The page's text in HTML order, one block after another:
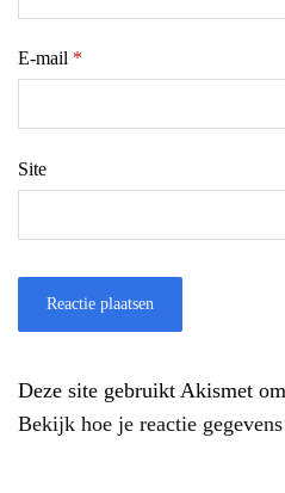
E-mail *
Site
Deze site gebruikt Akismet
Bekijk hoe je reactie